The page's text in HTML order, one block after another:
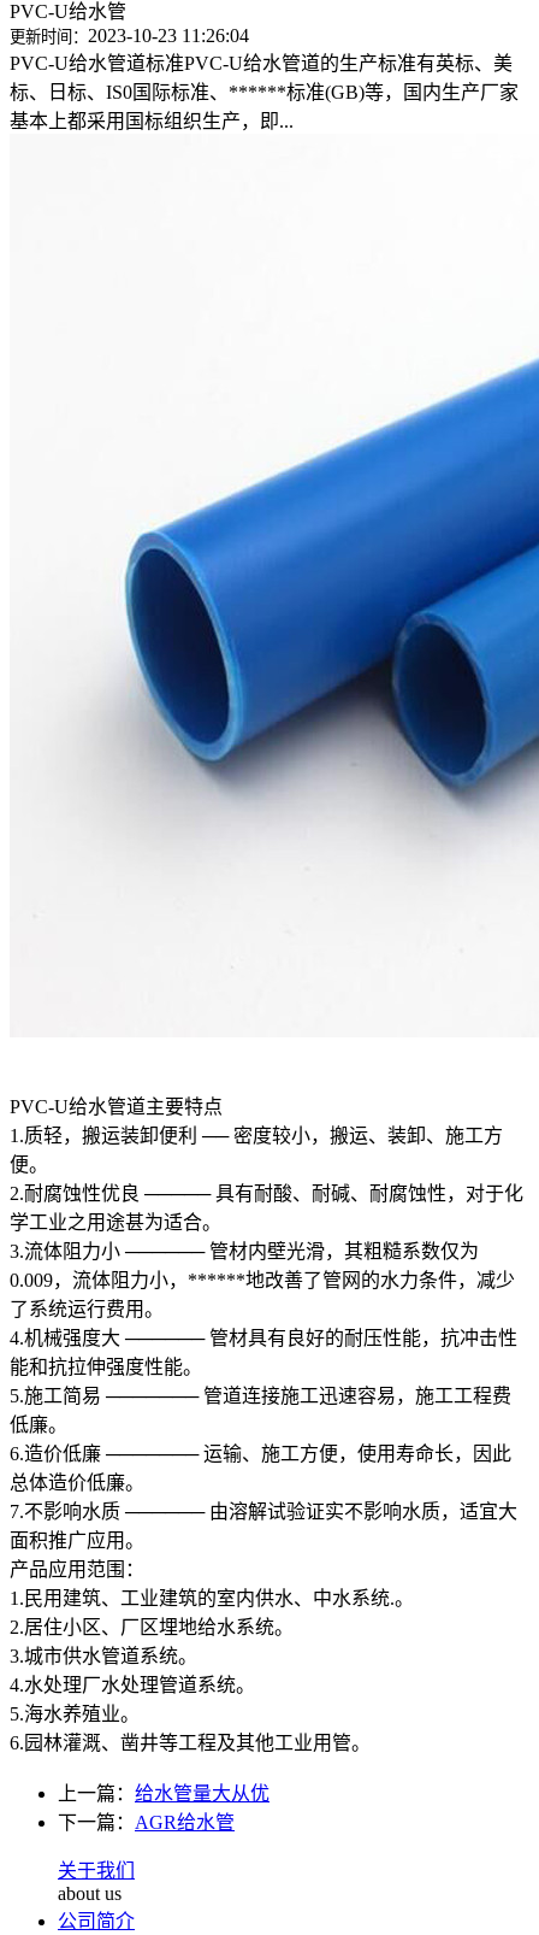
PVC-U给水管
更新时间： 2023-10-23 11:26:04
PVC-U给水管道标准PVC-U给水管道的生产标准有英标、美
标、日标、IS0国际标准、******标准(GB)等，国内生产厂家
基本上都采用国标组织生产，即...
PVC-U给水管道主要特点
1.质轻，搬运装卸便利 ── 密度较小，搬运、装卸、施工方
便。
2.耐腐蚀性优良 ───── 具有耐酸、耐碱、耐腐蚀性，对于化
学工业之用途甚为适合。
3.流体阻力小 ────── 管材内壁光滑，其粗糙系数仅为
0.009，流体阻力小，******地改善了管网的水力条件，减少
了系统运行费用。
4.机械强度大 ────── 管材具有良好的耐压性能，抗冲击性
能和抗拉伸强度性能。
5.施工简易 ─────── 管道连接施工迅速容易，施工工程费
低廉。
6.造价低廉 ─────── 运输、施工方便，使用寿命长，因此
总体造价低廉。
7.不影响水质 ────── 由溶解试验证实不影响水质，适宜大
面积推广应用。
产品应用范围：
1.民用建筑、工业建筑的室内供水、中水系统.。
2.居住小区、厂区埋地给水系统。
3.城市供水管道系统。
4.水处理厂水处理管道系统。
5.海水养殖业。
6.园林灌溉、凿井等工程及其他工业用管。
上一篇： 给水管量大从优
下一篇： AGR给水管
关于我们
about us
公司简介